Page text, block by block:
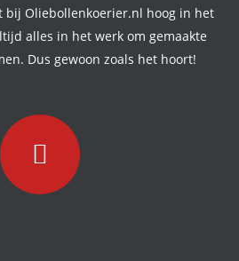
bij Oliebollenkoerier.nl hoog in het
alles in het werk om gemaakte
Dus gewoon zoals het hoort!